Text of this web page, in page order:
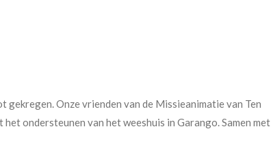
Onze vrienden van de Missieanimatie van Ten
ondersteunen van het weeshuis in Garango. Samen met